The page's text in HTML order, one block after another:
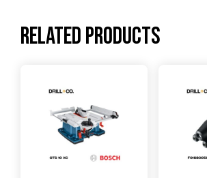
Related products